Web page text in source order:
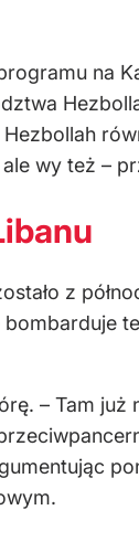
na
wy też –
z
– Tam już